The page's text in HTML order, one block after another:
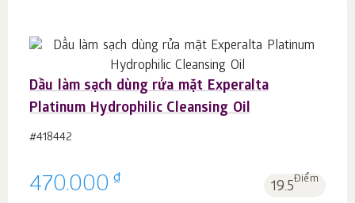
Dầu làm sạch dùng rửa mặt Experalta
Platinum Hydrophilic Cleansing Oil
#418442
470.000 ₫ 19.5Điểm